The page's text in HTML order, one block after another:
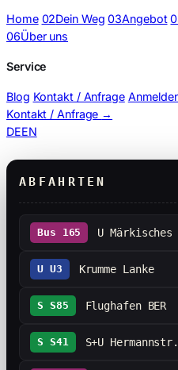
Home 02Dein Weg 03Angebot
06Über uns
Service
Blog Kontakt / Anfrage
Kontakt / Anfrage →
DEEN
ABFAHRTEN
Bus 165 U Märkisches
U U3 Krumme Lanke
S S85 Flughafen BER
S S41 S+U Hermannstr.